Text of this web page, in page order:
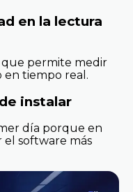
en la lectura
que permite medir
en tiempo real.
instalar
día porque en
el software más